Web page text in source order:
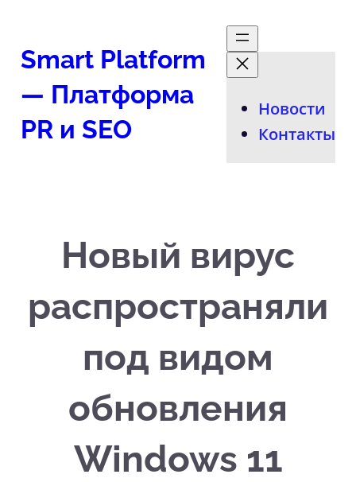
содержимому
Smart Platform
— Платформа
PR и SEO
Новости
Контакты
Новый вирус
распространяли
под видом
обновления
Windows 11